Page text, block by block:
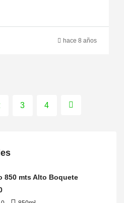
hace 8 años
3 4
850 mts Alto Boquete